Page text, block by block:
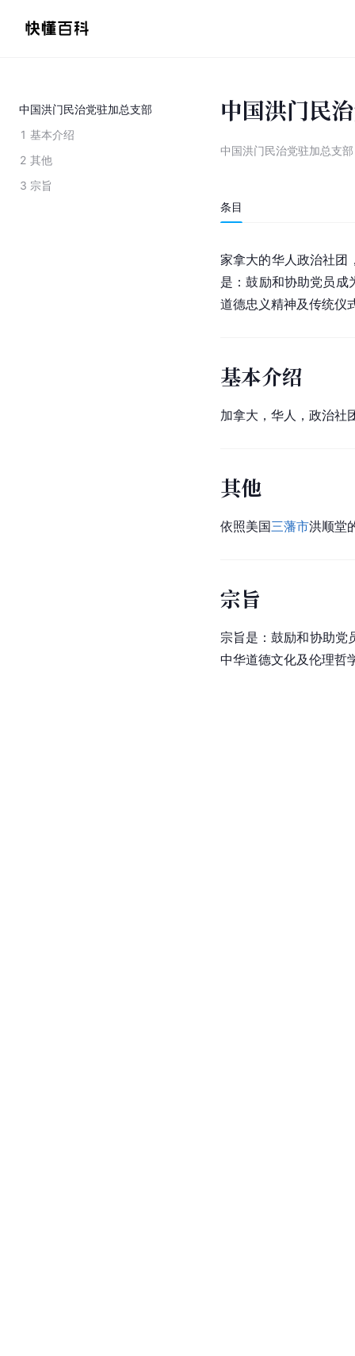
中国洪门民治党驻加总支部
1 基本介绍
2 其他
3 宗旨
中国洪门民
中国洪门民治党驻加总支部
条目
家拿大的华人政治社团
是：鼓励和协助党员成
道德忠义精神及传统仪
基本介绍
加拿大，华人，政治社
其他
依照美国三藩市洪顺堂
宗旨
宗旨是：鼓励和协助党
中华道德文化及伦理哲